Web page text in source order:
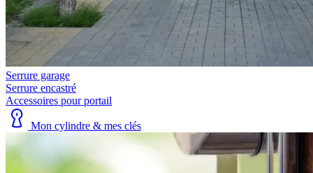
Serrure garage
Serrure encastré
Accessoires pour portail
Mon cylindre & mes clés